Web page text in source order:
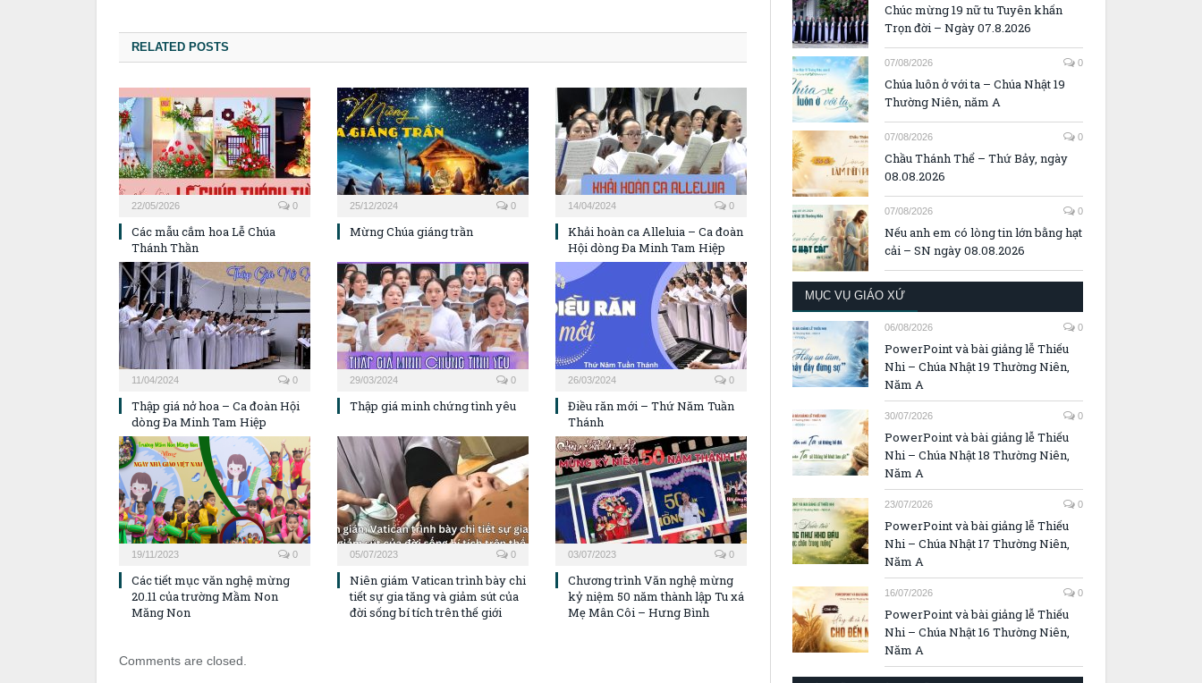
RELATED POSTS
22/05/2026 0
Các mẫu cắm hoa Lễ Chúa
Thánh Thần
25/12/2024 0
Mừng Chúa giáng trần
14/04/2024 0
Khải hoàn ca Alleluia – Ca đoàn
Hội dòng Đa Minh Tam Hiệp
11/04/2024 0
Thập giá nở hoa – Ca đoàn Hội
dòng Đa Minh Tam Hiệp
29/03/2024 0
Thập giá minh chứng tình yêu
26/03/2024 0
Điều răn mới – Thứ Năm Tuần
Thánh
19/11/2023 0
Các tiết mục văn nghệ mừng
20.11 của trường Mầm Non
Măng Non
05/07/2023 0
Niên giám Vatican trình bày chi
tiết sự gia tăng và giảm sút của
đời sống bí tích trên thế giới
03/07/2023 0
Chương trình Văn nghệ mừng
kỷ niệm 50 năm thành lập Tu xá
Mẹ Mân Côi – Hưng Bình
Comments are closed.
Chúc mừng 19 nữ tu Tuyên khấn
Trọn đời – Ngày 07.8.2026
07/08/2026 0
Chúa luôn ở với ta – Chúa Nhật 19
Thường Niên, năm A
07/08/2026 0
Chầu Thánh Thể – Thứ Bảy, ngày
08.08.2026
07/08/2026 0
Nếu anh em có lòng tin lớn bằng hạt
cải – SN ngày 08.08.2026
MỤC VỤ GIÁO XỨ
06/08/2026 0
PowerPoint và bài giảng lễ Thiếu
Nhi – Chúa Nhật 19 Thường Niên,
Năm A
30/07/2026 0
PowerPoint và bài giảng lễ Thiếu
Nhi – Chúa Nhật 18 Thường Niên,
Năm A
23/07/2026 0
PowerPoint và bài giảng lễ Thiếu
Nhi – Chúa Nhật 17 Thường Niên,
Năm A
16/07/2026 0
PowerPoint và bài giảng lễ Thiếu
Nhi – Chúa Nhật 16 Thường Niên,
Năm A